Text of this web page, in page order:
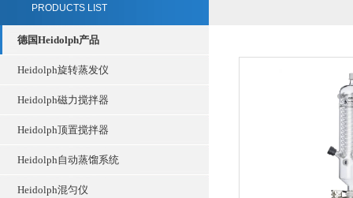
PRODUCTS LIST
德国Heidolph产品
Heidolph旋转蒸发仪
Heidolph磁力搅拌器
Heidolph顶置搅拌器
Heidolph自动蒸馏系统
Heidolph混匀仪